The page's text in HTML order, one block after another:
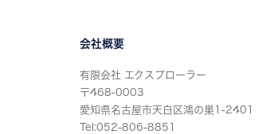
会社概要
有限会社 エクスプローラー
〒468-0003
愛知県名古屋市天白区鴻の巣1-2401
Tel:052-806-8851